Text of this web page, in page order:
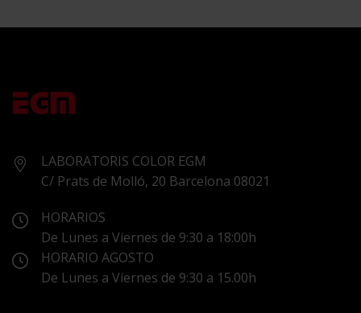
LABORATORIS COLOR EGM
C/ Prats de Molló, 20 Barcelona 08021
HORARIOS
De Lunes a Viernes de 9:30 a 18:00h
HORARIO AGOSTO
De Lunes a Viernes de 9:30 a 15.00h